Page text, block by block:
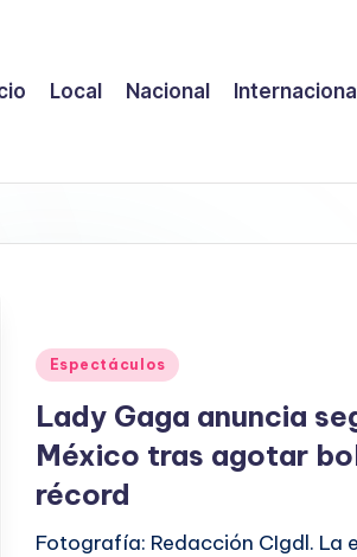
Local Nacional
Publicado
Espectáculos
Lady Gaga anuncia
México tras agotar
récord
Fotografía: Redacción CIgdl. La